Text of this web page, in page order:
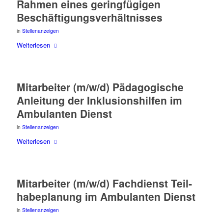
Rah­men eines gering­fü­gi­gen
Beschäftigungsverhältnisses
in Stellenanzeigen
Wei­ter­le­sen
Mit­ar­bei­ter (m/w/d) Päd­ago­gi­sche
Anlei­tung der Inklu­si­ons­hil­fen im
Ambu­lan­ten Dienst
in Stellenanzeigen
Wei­ter­le­sen
Mit­ar­bei­ter (m/w/d) Fach­dienst Teil­
ha­be­pla­nung im Ambu­lan­ten Dienst
in Stellenanzeigen